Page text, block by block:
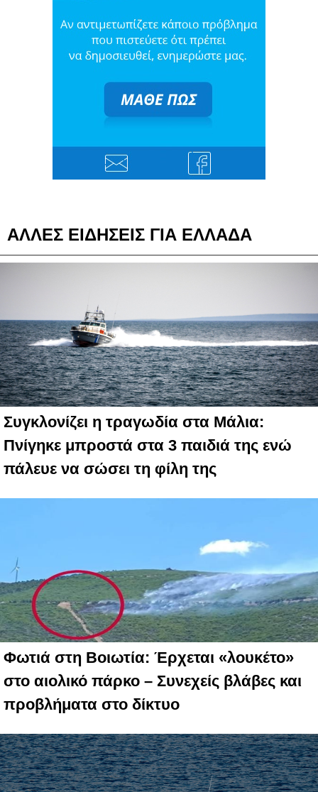
ΑΛΛΕΣ ΕΙΔΗΣΕΙΣ ΓΙΑ ΕΛΛΑΔΑ
Συγκλονίζει η τραγωδία στα Μάλια:
Πνίγηκε μπροστά στα 3 παιδιά της ενώ
πάλευε να σώσει τη φίλη της
Φωτιά στη Βοιωτία: Έρχεται «λουκέτο»
στο αιολικό πάρκο – Συνεχείς βλάβες και
προβλήματα στο δίκτυο